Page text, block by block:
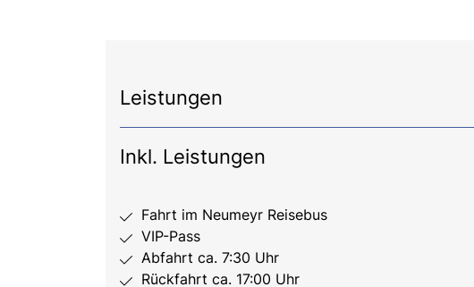
Leistungen
Inkl. Leistungen
Fahrt im Neumeyr Reisebus
VIP-Pass
Abfahrt ca. 7:30 Uhr
Rückfahrt ca. 17:00 Uhr